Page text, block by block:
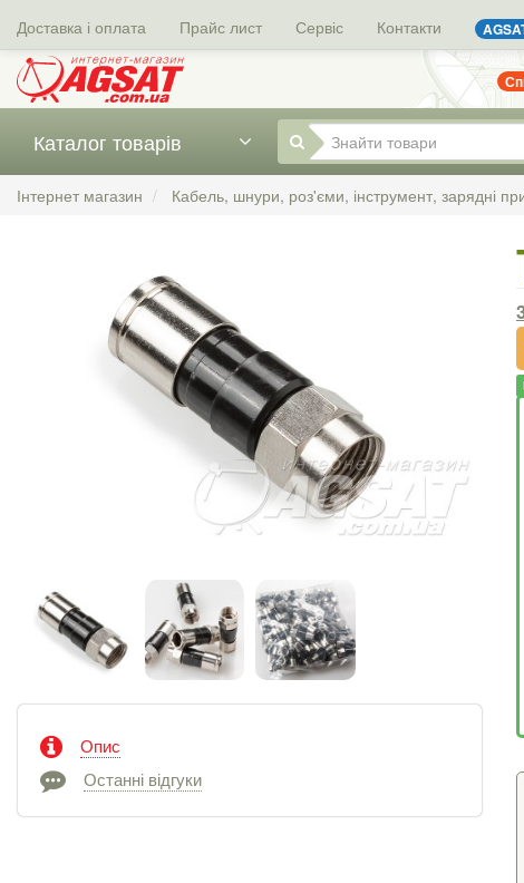
Доставка і оплата Прайс лист Сервіс Контакти
Каталог товарів
Інтернет магазин Кабель, шнури, роз'єми, інструмент, зарядні
Опис
Останні відгуки